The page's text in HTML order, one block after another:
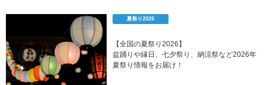
夏祭り2026
【全国の夏祭り2026】
盆踊りや縁日、七夕祭り、納涼祭など2026年
夏祭り情報をお届け！